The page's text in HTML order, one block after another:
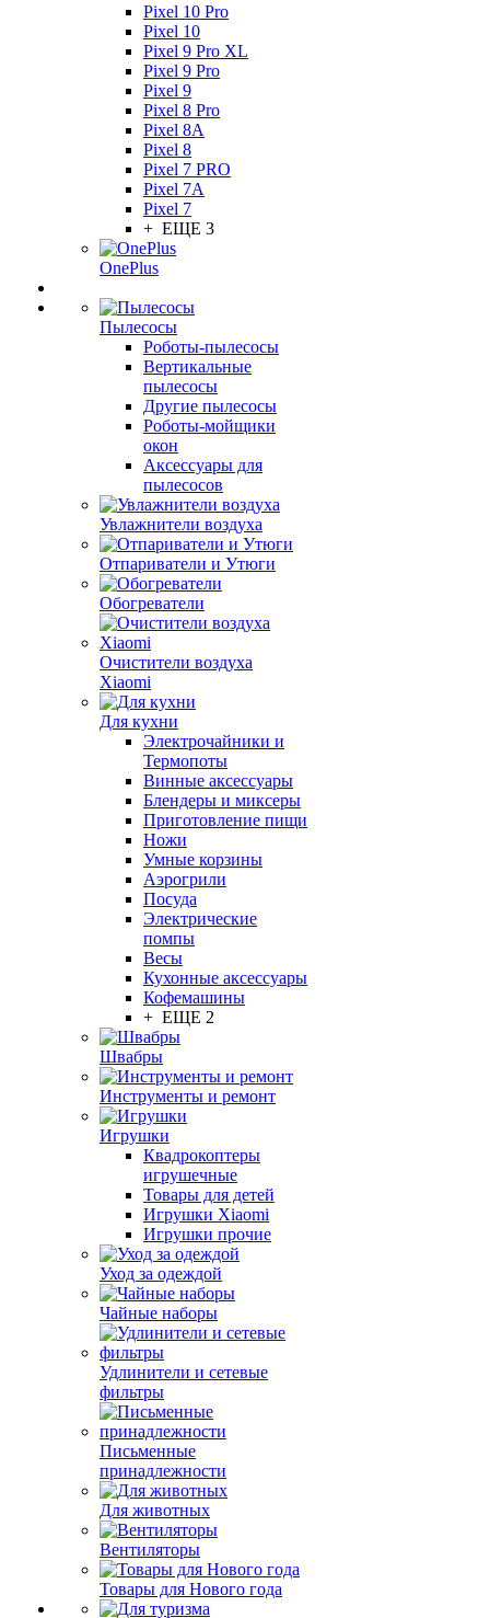
Pixel 10 Pro
Pixel 10
Pixel 9 Pro XL
Pixel 9 Pro
Pixel 9
Pixel 8 Pro
Pixel 8A
Pixel 8
Pixel 7 PRO
Pixel 7A
Pixel 7
+ ЕЩЕ 3
OnePlus
Пылесосы
Роботы-пылесосы
Вертикальные
пылесосы
Другие пылесосы
Роботы-мойщики
окон
Аксессуары для
пылесосов
Увлажнители воздуха
Отпариватели и Утюги
Обогреватели
Очистители воздуха
Xiaomi
Для кухни
Электрочайники и
Термопоты
Винные аксессуары
Блендеры и миксеры
Приготовление пищи
Ножи
Умные корзины
Аэрогрили
Посуда
Электрические
помпы
Весы
Кухонные аксессуары
Кофемашины
+ ЕЩЕ 2
Швабры
Инструменты и ремонт
Игрушки
Квадрокоптеры
игрушечные
Товары для детей
Игрушки Xiaomi
Игрушки прочие
Уход за одеждой
Чайные наборы
Удлинители и сетевые
фильтры
Письменные
принадлежности
Для животных
Вентиляторы
Товары для Нового года